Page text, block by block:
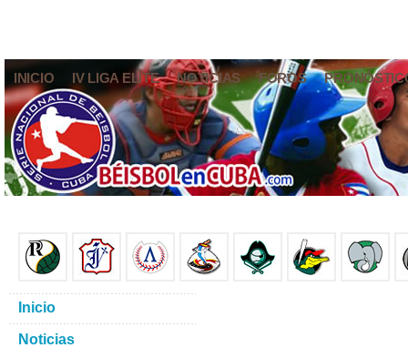
INICIO IV LIGA ELITE NOTICIAS FOROS
Inicio
Noticias